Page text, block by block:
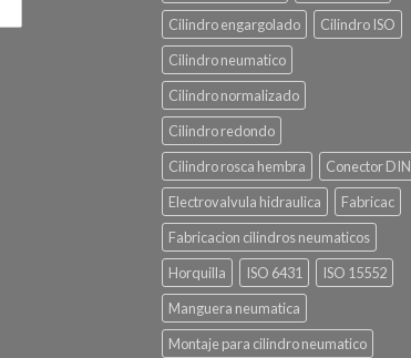
Cilindro engargolado
Cilindro ISO
Cilindro neumatico
Cilindro normalizado
Cilindro redondo
Cilindro rosca hembra
Conector DIN
Electrovalvula hidraulica
Fabricac
Fabricacion cilindros neumaticos
Horquilla
ISO 6431
ISO 15552
Manguera neumatica
Montaje para cilindro neumatico